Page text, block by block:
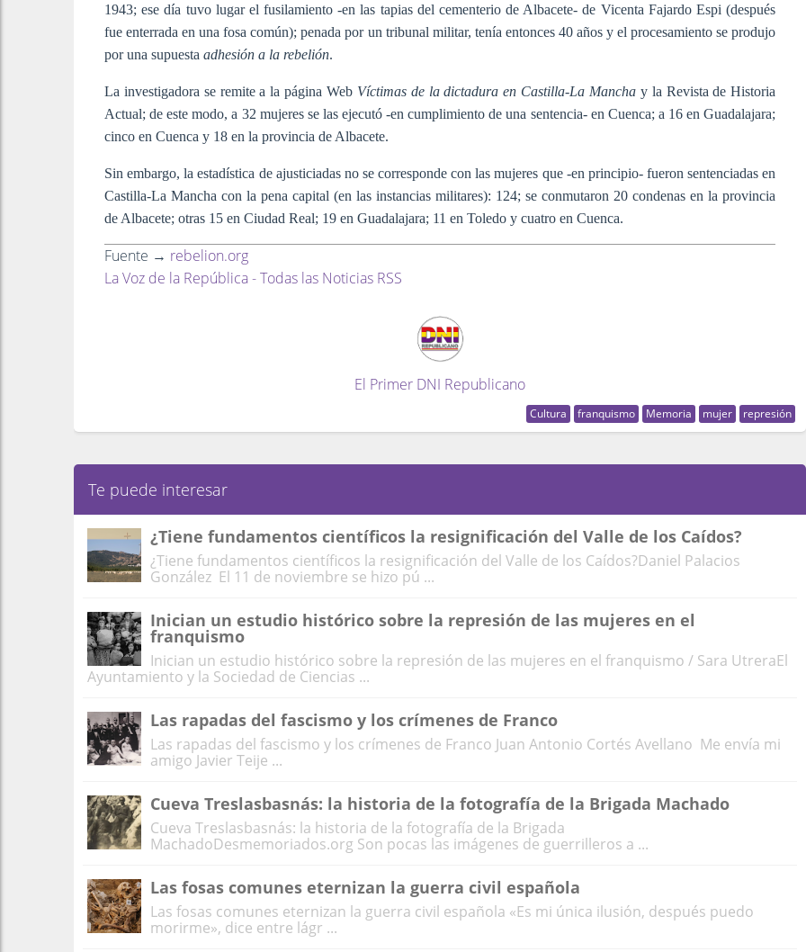
1943; ese día tuvo lugar el fusilamiento -en las tapias del cementerio de Albacete- de Vicenta Fajardo Espi (después
fue enterrada en una fosa común); penada por un tribunal militar, tenía entonces 40 años y el procesamiento se produjo
por una supuesta adhesión a la rebelión.
La investigadora se remite a la página Web Víctimas de la dictadura en Castilla-La Manchay la Revista de Historia
Actual; de este modo, a 32 mujeres se las ejecutó -en cumplimiento de una sentencia- en Cuenca; a 16 en Guadalajara;
cinco en Cuenca y 18 en la provincia de Albacete.
Sin embargo, la estadística de ajusticiadas no se corresponde con las mujeres que -en principio- fueron sentenciadas en
Castilla-La Mancha con la pena capital (en las instancias militares): 124; se conmutaron 20 condenas en la provincia
de Albacete; otras 15 en Ciudad Real; 19 en Guadalajara; 11 en Toledo y cuatro en Cuenca.
Fuente → rebelion.org
La Voz de la República - Todas las Noticias RSS
El Primer DNI Republicano
Cultura franquismo Memoria mujer represión
Te puede interesar
¿Tiene fundamentos científicos la resignificación del Valle de los Caídos?
¿Tiene fundamentos científicos la resignificación del Valle de los Caídos?Daniel Palacios
González El 11 de noviembre se hizo pú ...
Inician un estudio histórico sobre la represión de las mujeres en el
franquismo
Inician un estudio histórico sobre la represión de las mujeres en el franquismo / Sara UtreraEl
Ayuntamiento y la Sociedad de Ciencias ...
Las rapadas del fascismo y los crímenes de Franco
Las rapadas del fascismo y los crímenes de Franco Juan Antonio Cortés Avellano Me envía mi
amigo Javier Teije ...
Cueva Treslasbasnás: la historia de la fotografía de la Brigada Machado
Cueva Treslasbasnás: la historia de la fotografía de la Brigada
MachadoDesmemoriados.org Son pocas las imágenes de guerrilleros a ...
Las fosas comunes eternizan la guerra civil española
Las fosas comunes eternizan la guerra civil española «Es mi única ilusión, después puedo
morirme», dice entre lágr ...